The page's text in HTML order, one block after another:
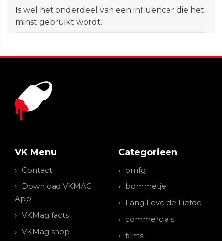
Is wel het onderdeel van een influencer die het
minst gebruikt wordt.
VK Menu
Contact
Download VKMAG
App
VKMag facts
VKMag shop
Categorieen
omfg
bommetje
Lang Leve de Liefde
commercials
films